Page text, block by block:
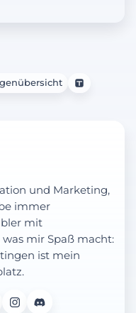
und Marketing,
immer
mit
mir Spaß macht:
ist mein